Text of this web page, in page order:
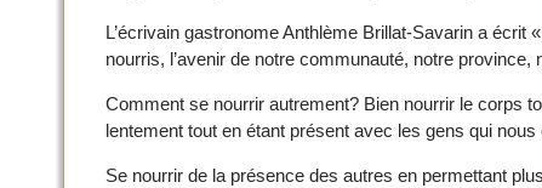
L’écrivain gastronome Anthlème Brillat-Savarin a
nourris, l’avenir de notre communauté, notre province,
Comment se nourrir autrement? Bien nourrir le corps
lentement tout en étant présent avec les gens qui
Se nourrir de la présence des autres en permettant